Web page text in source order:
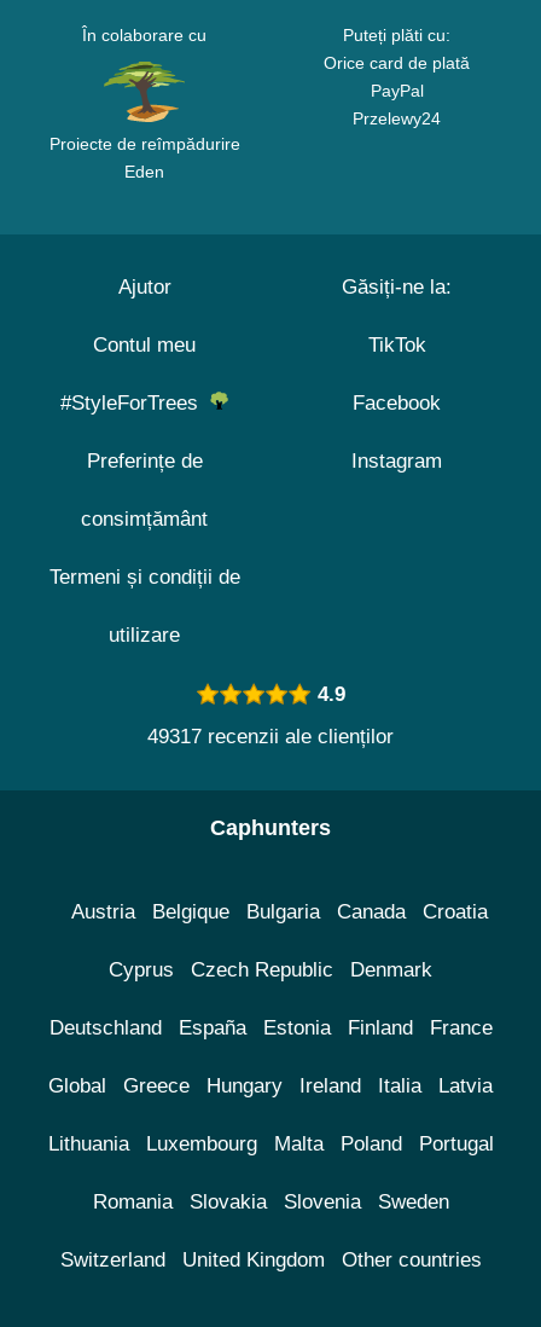
În colaborare cu
Proiecte de reîmpădurire
Eden
Puteți plăti cu:
Orice card de plată
PayPal
Przelewy24
Ajutor
Contul meu
#StyleForTrees
Preferințe de
consimțământ
Termeni și condiții de
utilizare
Găsiți-ne la:
TikTok
Facebook
Instagram
4.9
49317 recenzii ale clienților
Caphunters
Austria Belgique Bulgaria Canada Croatia
Cyprus Czech Republic Denmark
Deutschland España Estonia Finland France
Global Greece Hungary Ireland Italia Latvia
Lithuania Luxembourg Malta Poland Portugal
Romania Slovakia Slovenia Sweden
Switzerland United Kingdom Other countries